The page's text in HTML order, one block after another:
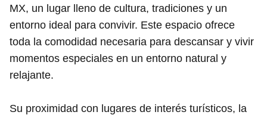
MX, un lugar lleno de cultura, tradiciones y un
entorno ideal para convivir. Este espacio ofrece
toda la comodidad necesaria para descansar y vivir
momentos especiales en un entorno natural y
relajante.
Su proximidad con lugares de interés turísticos, la